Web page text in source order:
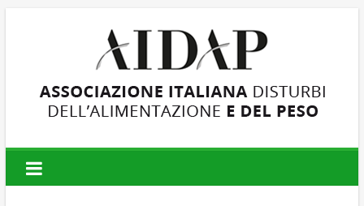
AIDAP
Associazione